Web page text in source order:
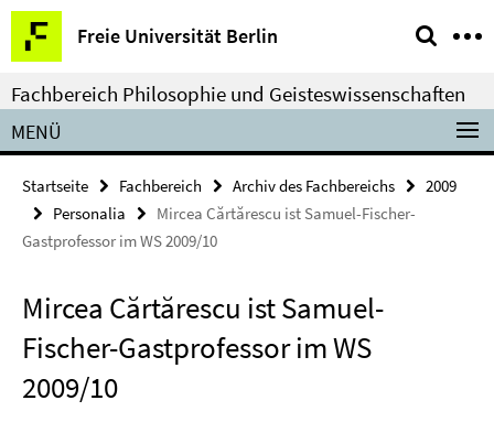
Springe
direkt
zu
Inhalt
Freie Universität Berlin
Service-
Navigation
Fachbereich Philosophie und Geisteswissenschaften
MENÜ
Startseite Fachbereich Archiv des Fachbereichs
2009
Personalia
Mircea Cărtărescu ist Samuel-Fischer-
Gastprofessor im WS 2009/10
Mircea Cărtărescu ist Samuel-
Fischer-Gastprofessor im WS
2009/10